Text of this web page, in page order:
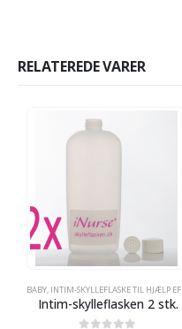
RELATEREDE VARER
BABY, INTIM-SKYLLEFLASKE TIL HJÆLP EFTER FØDSLEN
Intim-skylleflasken 2 stk.